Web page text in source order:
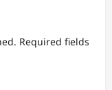
Required fields